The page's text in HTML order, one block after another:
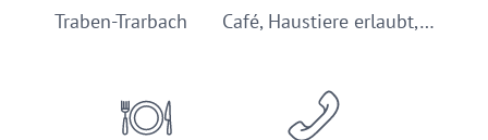
Traben-Trarbach Café, Haustiere erlaubt,…